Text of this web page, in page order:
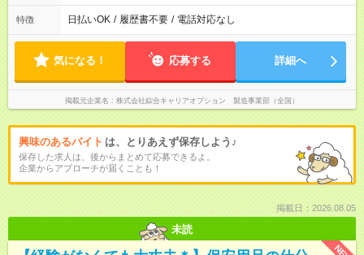
特徴 日払いOK / 履歴書不要 / 電話対応なし
気になる！ 応募する 詳細へ
掲載元企業名 株式会社綜合キャリアオプション 製造事業部（全国）
興味のあるバイト は、とりあえず保存しよう♪
保存した求人は、後からまとめて応募できるよ。
企業からアプローチが届くことも！
掲載日：2026.08.05
未読